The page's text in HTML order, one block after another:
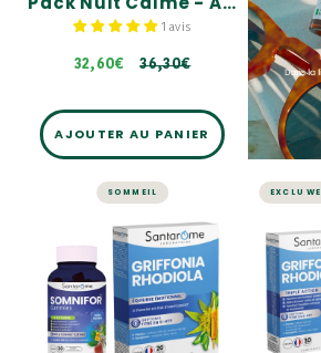
1 avis
32,60€ 36,30€
AJOUTER AU PANIER
SOMMEIL
SOMMEIL
Pack Sommeil &
Sérénité
Un duo complémentaire
4 actions sur le sommeil
EXCLU